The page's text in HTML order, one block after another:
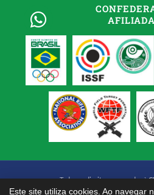
Todos os direitos reservados à
Este site utiliza cookies. Ao navegar